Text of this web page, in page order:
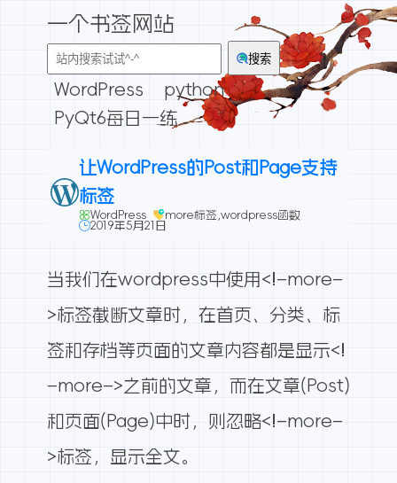
一个书签网站
搜索
WordPress
python
PyQt6每日一练
让WordPress的Post和Page支持
标签
WordPress more标签 wordpress函数
2019年5月21日
当我们在wordpress中使用<!–more–
>标签截断文章时，在首页、分类、标
签和存档等页面的文章内容都是显示<!
–more–>之前的文章，而在文章(Post)
和页面(Page)中时，则忽略<!–more–
>标签，显示全文。